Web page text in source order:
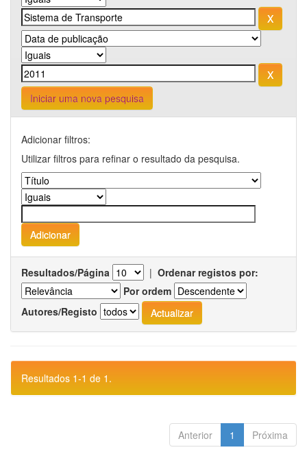
Iniciar uma nova pesquisa
Adicionar filtros:
Utilizar filtros para refinar o resultado da pesquisa.
Resultados/Página | Ordenar registos por:
Por ordem
Autores/Registo
Resultados 1-1 de 1.
Anterior 1 Próxima